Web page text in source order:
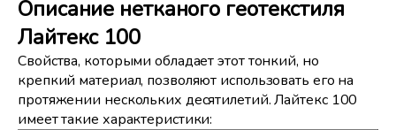
Описание нетканого геотекстиля
Лайтекс 100
Свойства, которыми обладает этот тонкий, но
крепкий материал, позволяют использовать его на
протяжении нескольких десятилетий. Лайтекс 100
имеет такие характеристики: